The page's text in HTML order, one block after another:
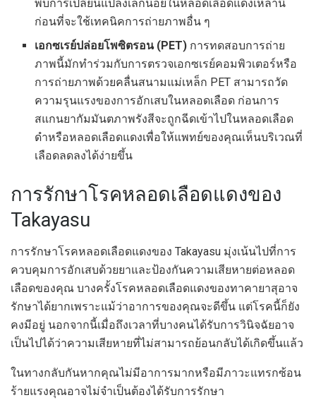
พบการเปลี่ยนแปลงเล็กน้อยในหลอดเลือดแดงเหล่านี้
ก่อนที่จะใช้เทคนิคการถ่ายภาพอื่น ๆ
เอกซเรย์ปล่อยโพซิตรอน (PET) การทดสอบการถ่าย
ภาพนี้มักทำร่วมกับการตรวจเอกซเรย์คอมพิวเตอร์หรือ
การถ่ายภาพด้วยคลื่นสนามแม่เหล็ก PET สามารถวัด
ความรุนแรงของการอักเสบในหลอดเลือด ก่อนการ
สแกนยากัมมันตภาพรังสีจะถูกฉีดเข้าไปในหลอดเลือด
ดำหรือหลอดเลือดแดงเพื่อให้แพทย์ของคุณเห็นบริเวณที่
เลือดลดลงได้ง่ายขึ้น
การรักษาโรคหลอดเลือดแดงของ
Takayasu
การรักษาโรคหลอดเลือดแดงของ Takayasu มุ่งเน้นไปที่การ
ควบคุมการอักเสบด้วยยาและป้องกันความเสียหายต่อหลอด
เลือดของคุณ บางครั้งโรคหลอดเลือดแดงของทาคายาสุอาจ
รักษาได้ยากเพราะแม้ว่าอาการของคุณจะดีขึ้น แต่โรคนี้ก็ยัง
คงมีอยู่ นอกจากนี้เมื่อถึงเวลาที่บางคนได้รับการวินิจฉัยอาจ
เป็นไปได้ว่าความเสียหายที่ไม่สามารถย้อนกลับได้เกิดขึ้นแล้ว
ในทางกลับกันหากคุณไม่มีอาการมากหรือมีภาวะแทรกซ้อน
ร้ายแรงคุณอาจไม่จำเป็นต้องได้รับการรักษา